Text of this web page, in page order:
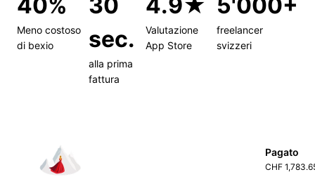
Meno costoso
di bexio
sec.
alla prima
fattura
Valutazione
App Store
freelancer
svizzeri
Pagato
CHF